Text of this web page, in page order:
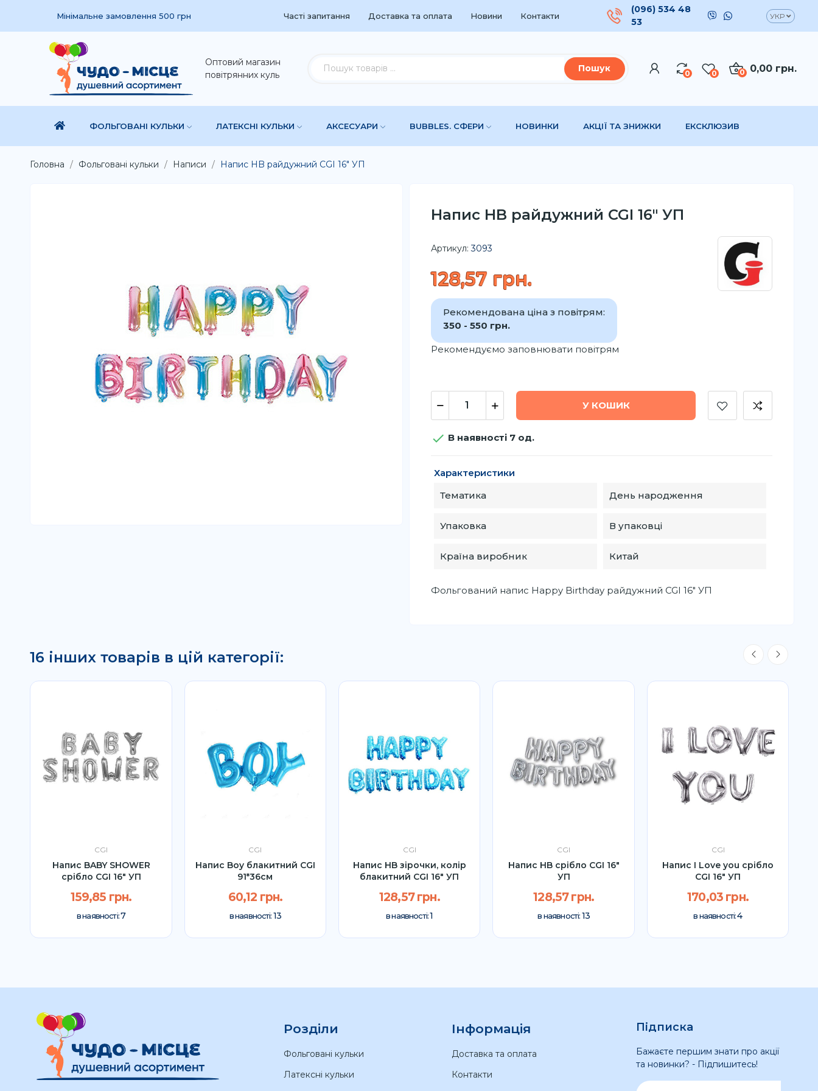
Мінімальне замовлення 500 грн Часті запитання Доставка та оплата Новини Контакти
(096) 534 48
53
УКР
Оптовий магазин
повітрянних куль
Пошук 0 0 0,00 грн.
0
ФОЛЬГОВАНІ КУЛЬКИ ЛАТЕКСНІ КУЛЬКИ АКСЕСУАРИ BUBBLES. СФЕРИ НОВИНКИ АКЦІЇ ТА ЗНИЖКИ ЕКСКЛЮЗИВ
Головна Фольговані кульки Написи Напис HB райдужний CGI 16" УП
Напис HB райдужний CGI 16" УП
Артикул: 3093
128,57 грн.
Рекомендована ціна з повітрям:
350 - 550 грн.
Рекомендуємо заповнювати повітрям
У КОШИК
 В наявності 7 од.
Характеристики
Тематика
День народження
Упаковка В упаковці
Країна виробник Китай
Фольгований напис Happy Birthday райдужний CGI 16" УП
16 інших товарів в цій категорії:
CGI
Напис BABY SHOWER
срібло CGI 16" УП
159,85 грн.
в наявності:7
CGI
Напис Boy блакитний CGI
91*36см
60,12 грн.
в наявності: 13
CGI
Напис HB зірочки, колір
блакитний CGI 16" УП
128,57 грн.
в наявності:1
CGI
Напис HB срібло CGI 16"
УП
128,57 грн.
в наявності: 13
CGI
Напис I Love you срібло
CGI 16" УП
170,03 грн.
в наявності:4
Розділи
Фольговані кульки
Латексні кульки
Інформація
Доставка та оплата
Контакти
Підписка
Бажаєте першим знати про акції
та новинки? - Підпишитесь!